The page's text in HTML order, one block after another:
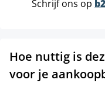
Schrijf ons op
Hoe nuttig is
voor je